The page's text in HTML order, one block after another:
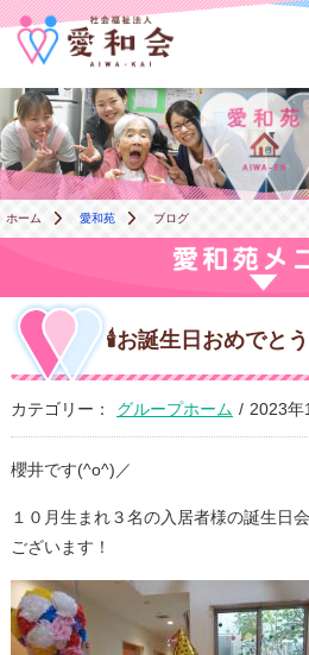
ホーム 愛和苑 ブログ
🕯お誕生日おめでと
カテゴリー： グループホーム / 2023年
櫻井です(^o^)／
１０月生まれ３名の入居者様の誕生日
ございます！